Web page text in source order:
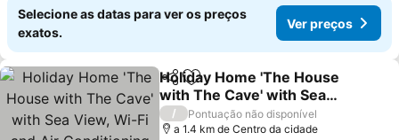
Selecione as datas para ver os preços
exatos.
Ver preços
PartilharAdicionar aos favoritos
Holiday Home 'The House
with The Cave' with Sea
View, Wi-Fi and Air
Conditioning
Ver preços
/
Pontuação não disponível
a 1.4 km de Centro da cidade